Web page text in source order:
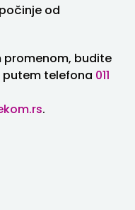
od
promenom, budite
telefona 011
.